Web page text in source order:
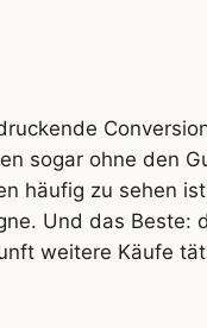
sogar ohne den
häufig zu sehen
Und das Beste:
weitere Käufe